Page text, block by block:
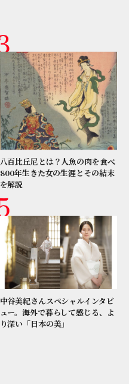
八百比丘尼とは？人魚の肉を食べ
800年生きた女の生涯とその結末
を解説
中谷美紀さんスペシャルインタビ
ュー。海外で暮らして感じる、よ
り深い「日本の美」